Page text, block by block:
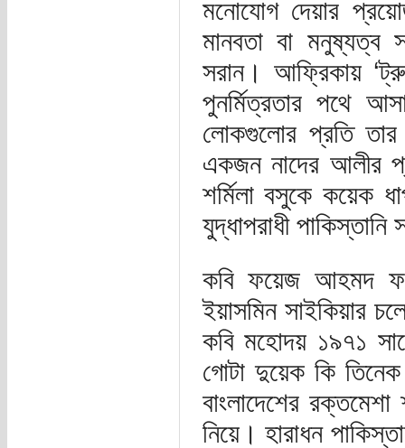
মনোযোগ দেয়ার
মানবতা বা মনুষ্যত্ব
সরান। আফ্রিকায়
পুনর্মিত্রতার পথে
লোকগুলোর প্রতি তার
একজন নাদের আলীর
শর্মিলা বসুকে কয়েক
যুদ্ধাপরাধী পাকিস্তানি
কবি ফয়েজ আহমদ
ইয়াসমিন সাইকিয়ার
কবি মহোদয় ১৯৭১
গোটা দুয়েক কি
বাংলাদেশের
নিয়ে। হারাধন